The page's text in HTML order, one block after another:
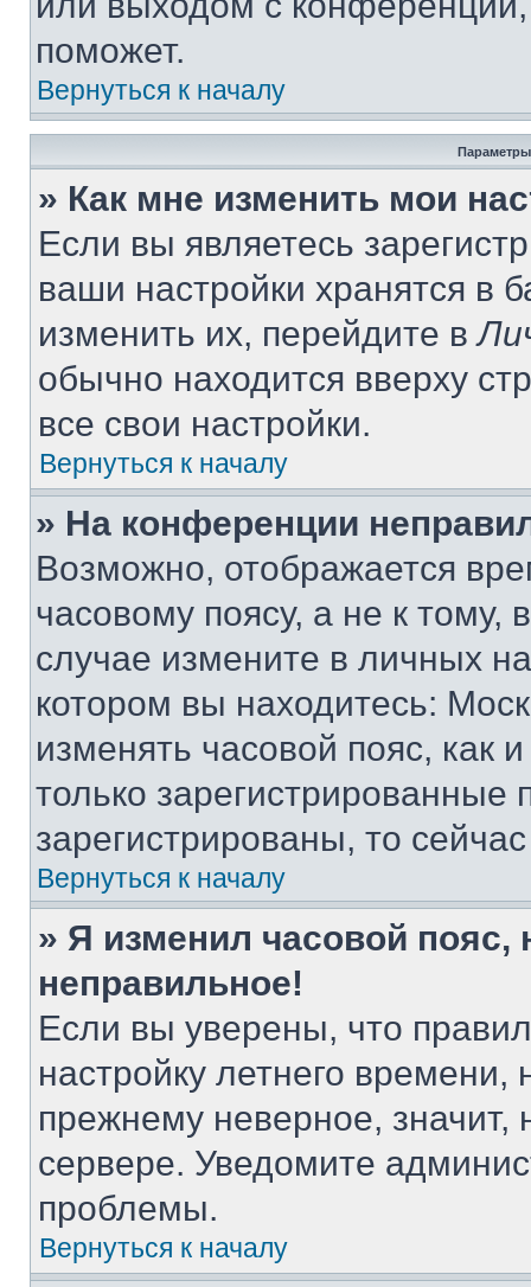
поможет.
Вернуться к началу
Параметры
» Как мне изменить мои
Если вы являетесь
ваши настройки хранятся в
изменить их, перейдите в
обычно находится вверху
все свои настройки.
Вернуться к началу
» На конференции
Возможно, отображается
часовому поясу, а не к тому,
случае измените в личных
котором вы находитесь:
изменять часовой пояс, как
только
зарегистрированы, то
Вернуться к началу
» Я изменил часовой пояс,
неправильное!
Если вы уверены, что
настройку летнего
прежнему неверное, значит,
сервере. Уведомите
проблемы.
Вернуться к началу